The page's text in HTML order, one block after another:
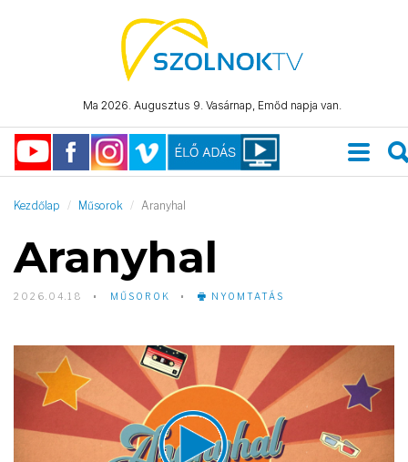
Ma 2026. Augusztus 9. Vasárnap, Emőd napja van.
Kezdőlap Műsorok Aranyhal
Aranyhal
2026.04.18 MŰSOROK NYOMTATÁS
Player